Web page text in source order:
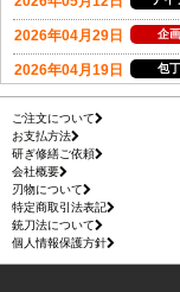
ご注文について
お支払方法
研ぎ修繕ご依頼
会社概要
刃物について
特定商取引法表記
銃刀法について
個人情報保護方針